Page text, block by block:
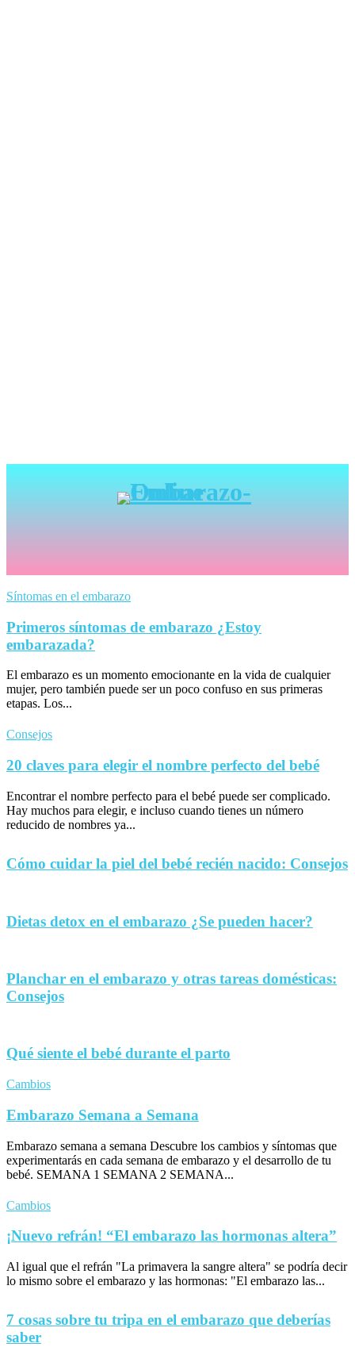
Síntomas en el embarazo
Primeros síntomas de embarazo ¿Estoy
embarazada?
El embarazo es un momento emocionante en la vida de cualquier
mujer, pero también puede ser un poco confuso en sus primeras
etapas. Los...
Consejos
20 claves para elegir el nombre perfecto del bebé
Encontrar el nombre perfecto para el bebé puede ser complicado.
Hay muchos para elegir, e incluso cuando tienes un número
reducido de nombres ya...
Cómo cuidar la piel del bebé recién nacido: Consejos
Dietas detox en el embarazo ¿Se pueden hacer?
Planchar en el embarazo y otras tareas domésticas:
Consejos
Qué siente el bebé durante el parto
Cambios
Embarazo Semana a Semana
Embarazo semana a semana Descubre los cambios y síntomas que
experimentarás en cada semana de embarazo y el desarrollo de tu
bebé. SEMANA 1 SEMANA 2 SEMANA...
Cambios
¡Nuevo refrán! “El embarazo las hormonas altera”
Al igual que el refrán "La primavera la sangre altera" se podría decir
lo mismo sobre el embarazo y las hormonas: "El embarazo las...
7 cosas sobre tu tripa en el embarazo que deberías
saber